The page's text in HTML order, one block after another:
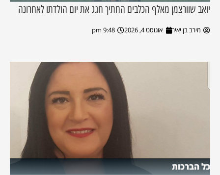
יואב שוורצמן מאלף הכלבים החתיך חגג את יום הולדתו לאחרונה
מירב בן יאיר אוגוסט 4, 2026 9:48 pm
כל הברכות